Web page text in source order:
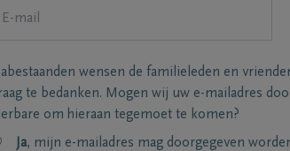
wensen de familieleden en
te bedanken. Mogen wij uw e-mailadres
om hieraan tegemoet te komen?
Ja, mijn e-mailadres mag doorgegeven